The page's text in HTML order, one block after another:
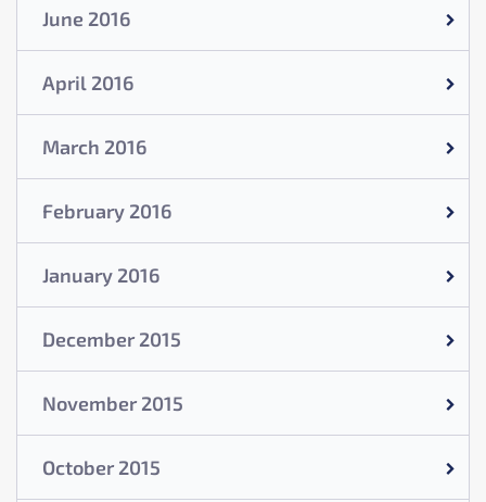
June 2016
April 2016
March 2016
February 2016
January 2016
December 2015
November 2015
October 2015